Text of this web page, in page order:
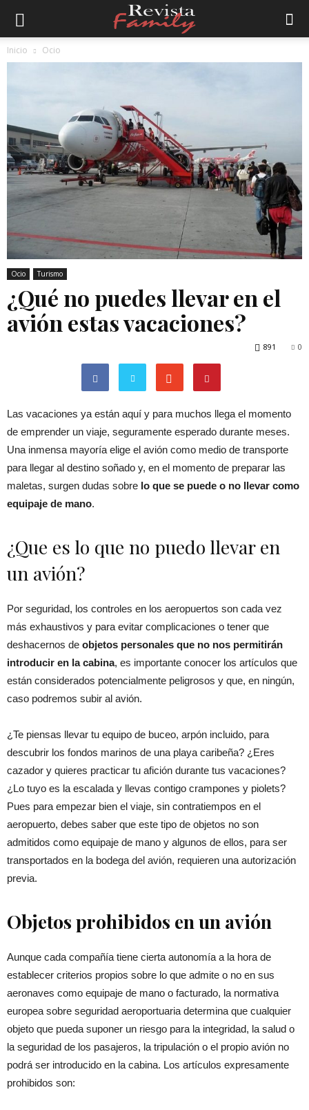
Inicio Ocio
Ocio Turismo
¿Qué no puedes llevar en el
avión estas vacaciones?
0
891
Las vacaciones ya están aquí y para muchos llega el momento
de emprender un viaje, seguramente esperado durante meses.
Una inmensa mayoría elige el avión como medio de transporte
para llegar al destino soñado y, en el momento de preparar las
maletas, surgen dudas sobre lo que se puede o no llevar como
equipaje de mano.
¿Que es lo que no puedo llevar en
un avión?
Por seguridad, los controles en los aeropuertos son cada vez
más exhaustivos y para evitar complicaciones o tener que
deshacernos de objetos personales que no nos permitirán
introducir en la cabina, es importante conocer los artículos que
están considerados potencialmente peligrosos y que, en ningún,
caso podremos subir al avión.
¿Te piensas llevar tu equipo de buceo, arpón incluido, para
descubrir los fondos marinos de una playa caribeña? ¿Eres
cazador y quieres practicar tu afición durante tus vacaciones?
¿Lo tuyo es la escalada y llevas contigo crampones y piolets?
Pues para empezar bien el viaje, sin contratiempos en el
aeropuerto, debes saber que este tipo de objetos no son
admitidos como equipaje de mano y algunos de ellos, para ser
transportados en la bodega del avión, requieren una autorización
previa.
Objetos prohibidos en un avión
Aunque cada compañía tiene cierta autonomía a la hora de
establecer criterios propios sobre lo que admite o no en sus
aeronaves como equipaje de mano o facturado, la normativa
europea sobre seguridad aeroportuaria determina que cualquier
objeto que pueda suponer un riesgo para la integridad, la salud o
la seguridad de los pasajeros, la tripulación o el propio avión no
podrá ser introducido en la cabina. Los artículos expresamente
prohibidos son: